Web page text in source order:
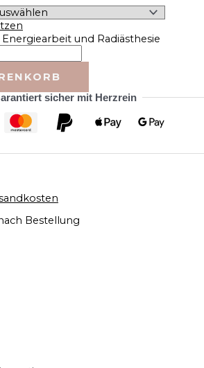
und Radiästhesie
sicher mit Herzrein
Bestellung